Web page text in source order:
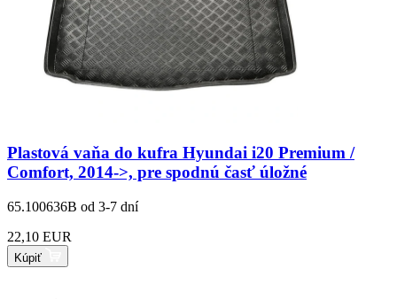
Plastová vaňa do kufra Hyundai i20 Premium /
Comfort, 2014->, pre spodnú časť úložné
65.100636B od 3-7 dní
22,10 EUR
Kúpiť